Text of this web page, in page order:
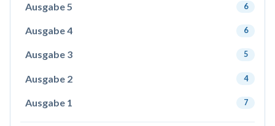
Ausgabe 5 6
Ausgabe 4 6
Ausgabe 3 5
Ausgabe 2 4
Ausgabe 1 7